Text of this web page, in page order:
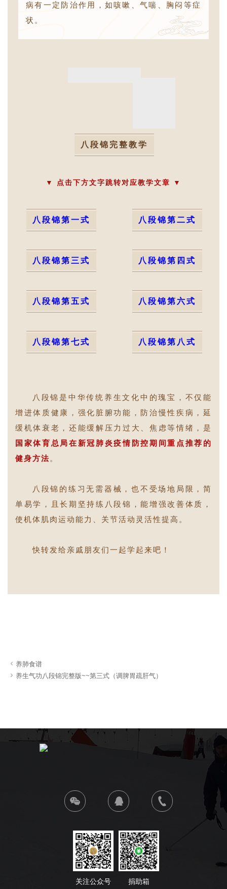
病有一定防治作用，如咳嗽、气喘、胸闷等症
状。
八段锦完整教学
▼ 点击下方文字跳转对应教学文章 ▼
八段锦第一式 八段锦第二式
八段锦第三式 八段锦第四式
八段锦第五式 八段锦第六式
八段锦第七式 八段锦第八式
八段锦是中华传统养生文化中的瑰宝，不仅能
增进体质健康，强化脏腑功能，防治慢性疾病，延
缓机体衰老，还能缓解压力过大、焦虑等情绪，是
国家体育总局在新冠肺炎疫情防控期间重点推荐的
健身方法。
八段锦的练习无需器械，也不受场地局限，简
单易学，且长期坚持练八段锦，能增强改善体质，
使机体肌肉运动能力、关节活动灵活性提高。
快转发给亲戚朋友们一起学起来吧！
 养肺食谱
 养生气功八段锦完整版~~第三式（调脾胃疏肝气）
关注公众号 捐助箱